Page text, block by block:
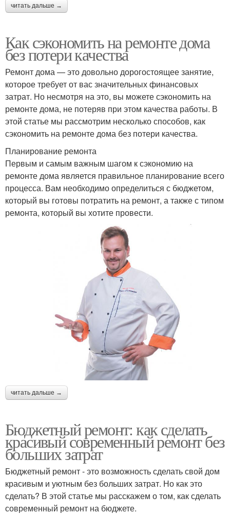
читать дальше →
Как сэкономить на ремонте дома
без потери качества
Ремонт дома — это довольно дорогостоящее занятие,
которое требует от вас значительных финансовых
затрат. Но несмотря на это, вы можете сэкономить на
ремонте дома, не потеряв при этом качества работы. В
этой статье мы рассмотрим несколько способов, как
сэкономить на ремонте дома без потери качества.
Планирование ремонта
Первым и самым важным шагом к сэкономию на
ремонте дома является правильное планирование всего
процесса. Вам необходимо определиться с бюджетом,
который вы готовы потратить на ремонт, а также с типом
ремонта, который вы хотите провести.
читать дальше →
Бюджетный ремонт: как сделать
красивый современный ремонт без
больших затрат
Бюджетный ремонт - это возможность сделать свой дом
красивым и уютным без больших затрат. Но как это
сделать? В этой статье мы расскажем о том, как сделать
современный ремонт на бюджете.